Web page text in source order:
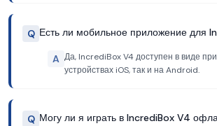
Q Есть ли мобильное приложение для
A Да, IncrediBox V4 доступен в виде
устройствах iOS, так и на Android.
Q Могу ли я играть в IncrediBox V4